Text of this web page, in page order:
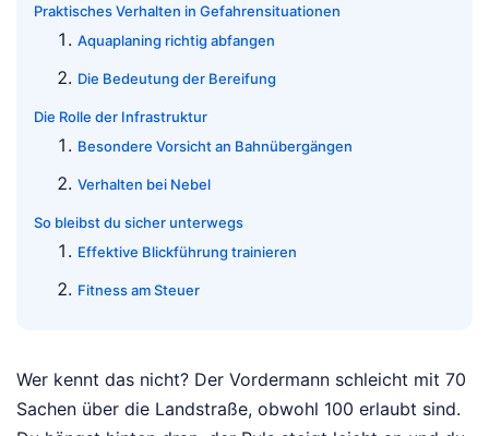
Praktisches Verhalten in Gefahrensituationen
Aquaplaning richtig abfangen
Die Bedeutung der Bereifung
Die Rolle der Infrastruktur
Besondere Vorsicht an Bahnübergängen
Verhalten bei Nebel
So bleibst du sicher unterwegs
Effektive Blickführung trainieren
Fitness am Steuer
Wer kennt das nicht? Der Vordermann schleicht mit 70
Sachen über die Landstraße, obwohl 100 erlaubt sind.